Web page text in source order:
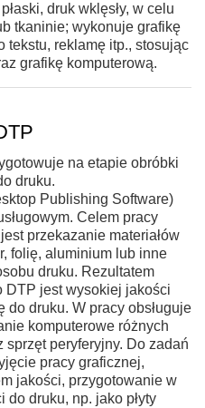
druk wklęsły, w celu
tkaninie; wykonuje grafikę
tekstu, reklamę itp., stosując
grafikę komputerową.
na etapie obróbki
druku.
Publishing Software)
Celem pracy
przekazanie materiałów
folię, aluminium lub inne
druku. Rezultatem
DTP jest wysokiej jakości
do druku. W pracy obsługuje
komputerowe różnych
peryferyjny. Do zadań
pracy graficznej,
jakości, przygotowanie w
do druku, np. jako płyty